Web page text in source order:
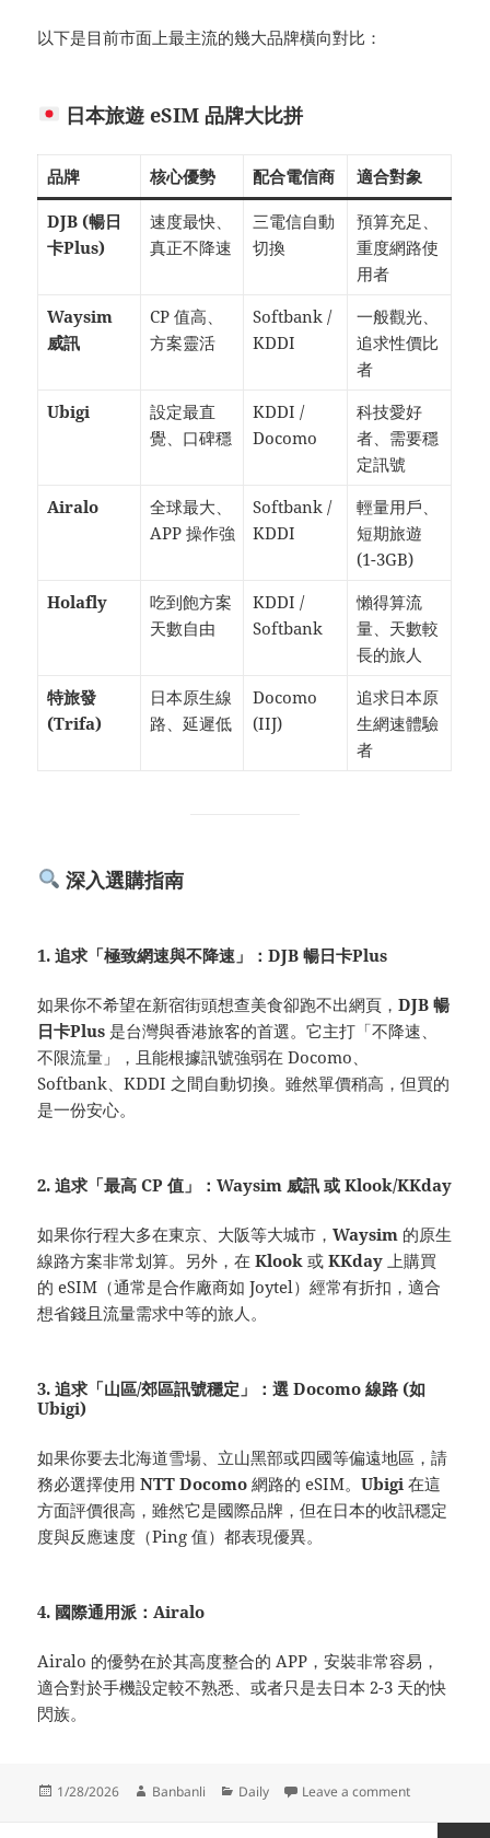
以下是目前市面上最主流的幾大品牌橫向對比：
日本旅遊 eSIM 品牌大比拼
品牌 核心優勢 配合電信商 適合對象
DJB (暢日
卡Plus)
速度最快、
真正不降速
三電信自動
切換
預算充足、
重度網路使
用者
Waysim
威訊
CP 值高、
方案靈活
Softbank /
KDDI
一般觀光、
追求性價比
者
Ubigi
設定最直
覺、口碑穩
KDDI /
Docomo
科技愛好
者、需要穩
定訊號
Airalo
全球最大、
APP 操作強
Softbank /
KDDI
輕量用戶、
短期旅遊
(1-3GB)
Holafly
吃到飽方案
天數自由
KDDI /
Softbank
懶得算流
量、天數較
長的旅人
特旅發
(Trifa)
日本原生線
路、延遲低
Docomo
(IIJ)
追求日本原
生網速體驗
者
深入選購指南
1. 追求「極致網速與不降速」：DJB 暢日卡Plus
如果你不希望在新宿街頭想查美食卻跑不出網頁，DJB 暢
日卡Plus 是台灣與香港旅客的首選。它主打「不降速、
不限流量」，且能根據訊號強弱在 Docomo、
Softbank、KDDI 之間自動切換。雖然單價稍高，但買的
是一份安心。
2. 追求「最高 CP 值」：Waysim 威訊 或 Klook/KKday
如果你行程大多在東京、大阪等大城市，Waysim 的原生
線路方案非常划算。另外，在Klook 或KKday 上購買
的 eSIM（通常是合作廠商如 Joytel）經常有折扣，適合
想省錢且流量需求中等的旅人。
3. 追求「山區/郊區訊號穩定」：選 Docomo 線路 (如
Ubigi)
如果你要去北海道雪場、立山黑部或四國等偏遠地區，請
務必選擇使用NTT Docomo 網路的 eSIM。Ubigi 在這
方面評價很高，雖然它是國際品牌，但在日本的收訊穩定
度與反應速度（Ping 值）都表現優異。
4. 國際通用派：Airalo
Airalo 的優勢在於其高度整合的 APP，安裝非常容易，
適合對於手機設定較不熟悉、或者只是去日本 2-3 天的快
閃族。
Posted
1/28/2026 Author
Banbanli Categories
Daily Leave a commenton Japan